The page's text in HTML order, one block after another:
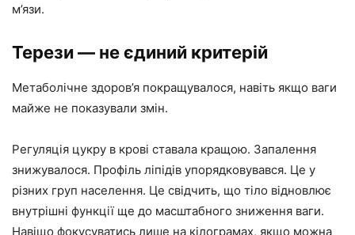
м’язи.
Терези — не єдиний критерій
Метаболічне здоров’я покращувалося, навіть якщо ваги
майже не показували змін.
Регуляція цукру в крові ставала кращою. Запалення
знижувалося. Профіль ліпідів упорядковувався. Це у
різних груп населення. Це свідчить, що тіло відновлює
внутрішні функції ще до масштабного зниження ваги.
Навіщо фокусуватись лише на кілограмах, якщо можна